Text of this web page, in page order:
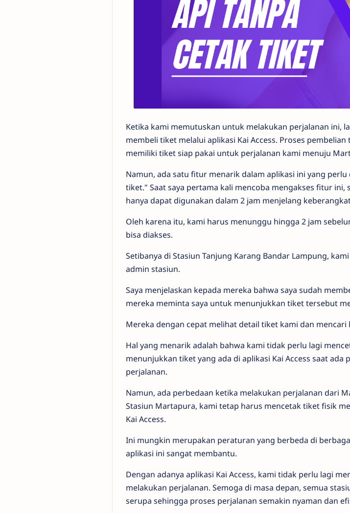
Ketika kami memutuskan untuk melakukan perjalanan ini,
membeli tiket melalui aplikasi Kai Access. Proses
memiliki tiket siap pakai untuk perjalanan kami menuju
Namun, ada satu fitur menarik dalam aplikasi ini yang
tiket." Saat saya pertama kali mencoba mengakses fitur
hanya dapat digunakan dalam 2 jam menjelang
Oleh karena itu, kami harus menunggu hingga 2 jam
bisa diakses.
Setibanya di Stasiun Tanjung Karang Bandar Lampung,
admin stasiun.
Saya menjelaskan kepada mereka bahwa saya sudah
mereka meminta saya untuk menunjukkan tiket tersebut
Mereka dengan cepat melihat detail tiket kami dan
Hal yang menarik adalah bahwa kami tidak perlu lagi
menunjukkan tiket yang ada di aplikasi Kai Access saat ada
perjalanan.
Namun, ada perbedaan ketika melakukan perjalanan dari
Stasiun Martapura, kami tetap harus mencetak tiket fisik
Kai Access.
Ini mungkin merupakan peraturan yang berbeda di
aplikasi ini sangat membantu.
Dengan adanya aplikasi Kai Access, kami tidak perlu lagi
melakukan perjalanan. Semoga di masa depan, semua
serupa sehingga proses perjalanan semakin nyaman dan